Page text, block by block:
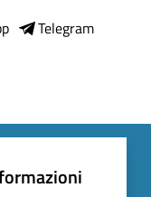
Telegram